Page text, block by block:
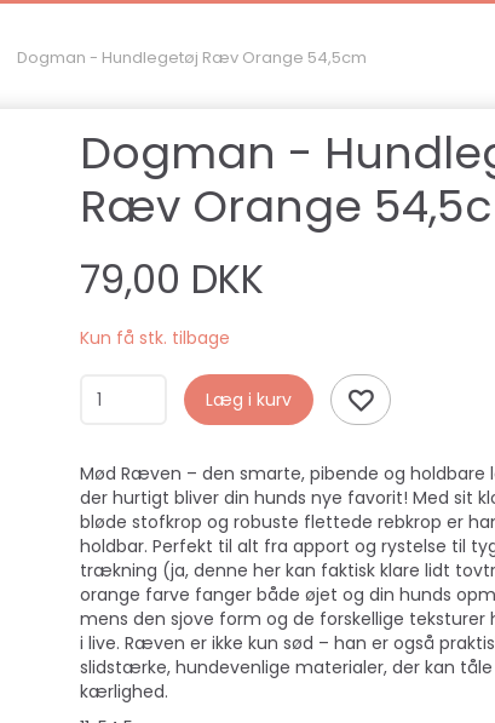
Dogman - Hundlegetøj Ræv Orange 54,5cm
Dogman -
Ræv Orange
79,00 DKK
Kun få stk. tilbage
Læg i kurv
Mød Ræven – den smarte, pibende og holdbare
der hurtigt bliver din hunds nye favorit! Med sit
bløde stofkrop og robuste flettede rebkrop er
holdbar. Perfekt til alt fra apport og rystelse til
trækning (ja, denne her kan faktisk klare lidt
orange farve fanger både øjet og din hunds
mens den sjove form og de forskellige teksturer
i live. Ræven er ikke kun sød – han er også
slidstærke, hundevenlige materialer, der kan
kærlighed.